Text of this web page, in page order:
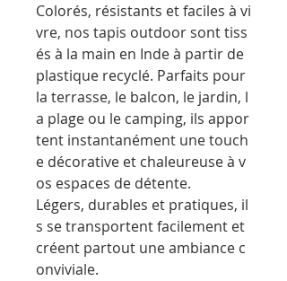
Colorés, résistants et faciles à vi
vre, nos tapis outdoor sont tiss
és à la main en Inde à partir de
plastique recyclé. Parfaits pour
la terrasse, le balcon, le jardin, l
a plage ou le camping, ils appor
tent instantanément une touch
e décorative et chaleureuse à v
os espaces de détente.
Légers, durables et pratiques, il
s se transportent facilement et
créent partout une ambiance c
onviviale.